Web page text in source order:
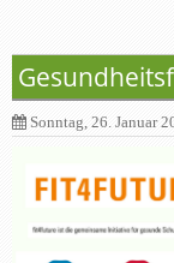
Sonntag, 26. Januar